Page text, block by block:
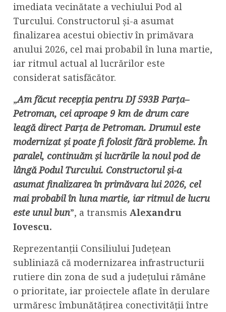
imediata vecinătate a vechiului Pod al
Turcului. Constructorul și-a asumat
finalizarea acestui obiectiv în primăvara
anului 2026, cel mai probabil în luna martie,
iar ritmul actual al lucrărilor este
considerat satisfăcător.
„Am făcut recepția pentru DJ 593B Parța–
Petroman, cei aproape 9 km de drum care
leagă direct Parța de Petroman. Drumul este
modernizat și poate fi folosit fără probleme. În
paralel, continuăm și lucrările la noul pod de
lângă Podul Turcului. Constructorul și-a
asumat finalizarea în primăvara lui 2026, cel
mai probabil în luna martie, iar ritmul de lucru
este unul bun”, a transmis Alexandru
Iovescu.
Reprezentanții Consiliului Județean
subliniază că modernizarea infrastructurii
rutiere din zona de sud a județului rămâne
o prioritate, iar proiectele aflate în derulare
urmăresc îmbunătățirea conectivității între